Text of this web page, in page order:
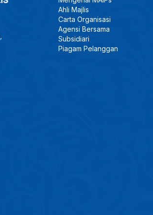
Ahli Majlis
Carta Organisasi
Agensi Bersama
Subsidiari
Piagam Pelanggan